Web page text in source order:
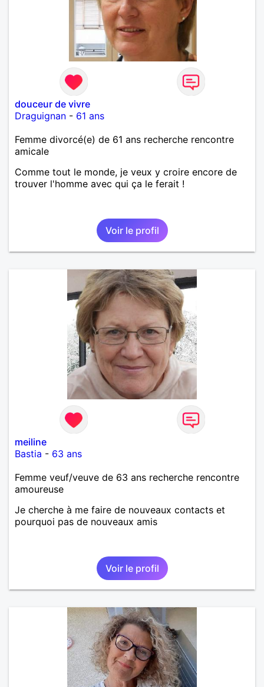
douceur de vivre
Draguignan - 61 ans
Femme divorcé(e) de 61 ans recherche rencontre
amicale
Comme tout le monde, je veux y croire encore de
trouver l'homme avec qui ça le ferait !
Voir le profil
meiline
Bastia - 63 ans
Femme veuf/veuve de 63 ans recherche rencontre
amoureuse
Je cherche à me faire de nouveaux contacts et
pourquoi pas de nouveaux amis
Voir le profil